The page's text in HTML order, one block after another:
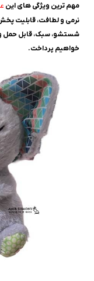
مهم ترین ویژگی های این
نرمی و لطافت، قابلیت
شستشو، سبک، قابل حمل
خواهیم پرداخت.